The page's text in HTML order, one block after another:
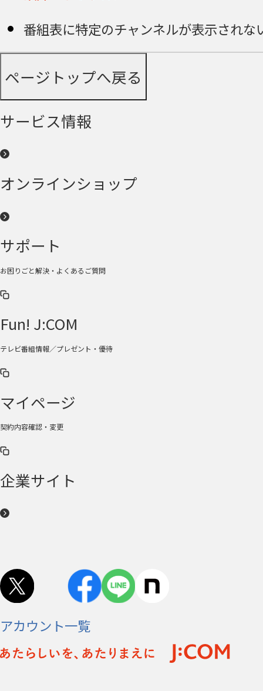
番組表に特定のチャンネルが表示されな
ページトップへ戻る
サービス情報
オンラインショップ
サポート
お困りごと解決・よくあるご質問
Fun! J:COM
テレビ番組情報／プレゼント・優待
マイページ
契約内容確認・変更
企業サイト
アカウント一覧